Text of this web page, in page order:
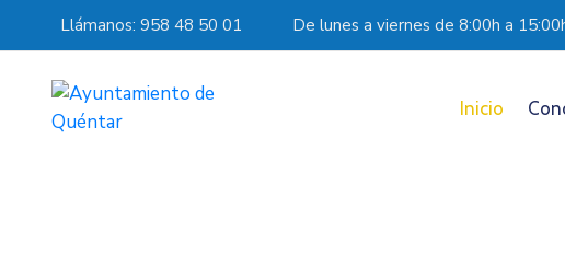
Llámanos: 958 48 50 01 De lunes a viernes de 8:00h a
Inicio